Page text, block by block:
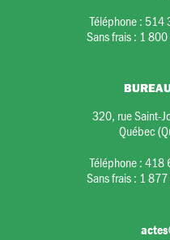
Téléphone : 514
Sans frais : 1
320, rue Saint-
Québec
Téléphone :418
Sans frais : 1